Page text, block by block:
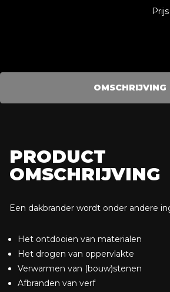
OMSCHRIJVING
PRODUCT
OMSCHRIJVING
Een dakbrander wordt onder andere
Het ontdooien van materialen
Het drogen van oppervlakte
Verwarmen van (bouw)stenen
Afbranden van verf